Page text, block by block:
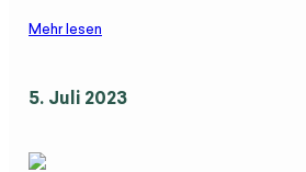
Mehr lesen
5. Juli 2023